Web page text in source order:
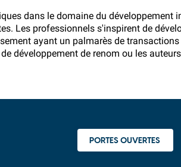
dans le domaine du
Les professionnels s'inspirent de
ayant un palmarès de
développement de renom ou les
PORTES OUVERTES